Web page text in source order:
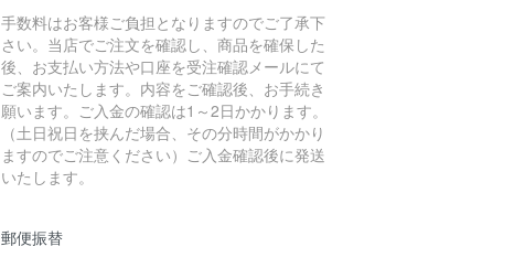
手数料はお客様ご負担となりますのでご了承下
さい。当店でご注文を確認し、商品を確保した
後、お支払い方法や口座を受注確認メールにて
ご案内いたします。内容をご確認後、お手続き
願います。ご入金の確認は1～2日かかります。
（土日祝日を挟んだ場合、その分時間がかかり
ますのでご注意ください）ご入金確認後に発送
いたします。
郵便振替